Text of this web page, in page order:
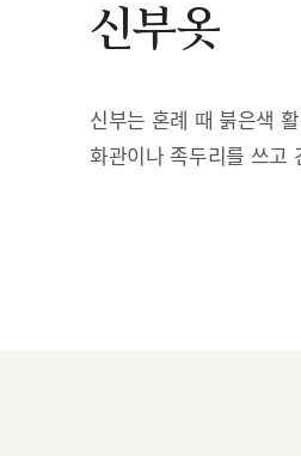
신부옷
신부는 혼례 때 붉은색
화관이나 족두리를 쓰고